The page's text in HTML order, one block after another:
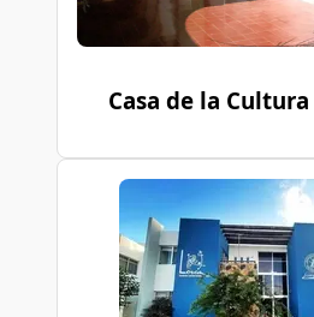
Casa de la